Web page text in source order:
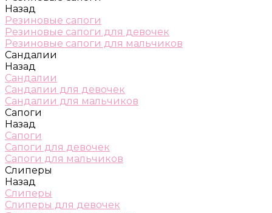
Назад
Резиновые сапоги
Резиновые сапоги для девочек
Резиновые сапоги для мальчиков
Сандалии
Назад
Сандалии
Сандалии для девочек
Сандалии для мальчиков
Сапоги
Назад
Сапоги
Сапоги для девочек
Сапоги для мальчиков
Слиперы
Назад
Слиперы
Слиперы для девочек